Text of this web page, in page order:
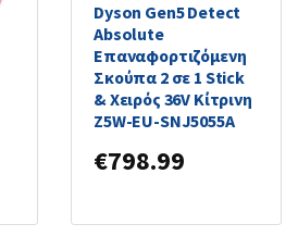
Dyson Gen5 Detect
Absolute
Επαναφορτιζόμενη
Σκούπα 2 σε 1 Stick
& Χειρός 36V Κίτρινη
Z5W-EU-SNJ5055A
€798.99